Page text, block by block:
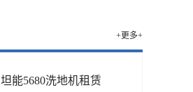
+更多+
坦能5680洗地机租赁